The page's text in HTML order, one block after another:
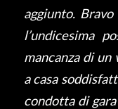
aggiunto.
l’undicesima
mancanza di
a casa
condotta di